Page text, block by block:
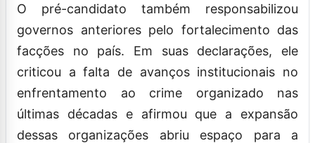
O pré-candidato também responsabilizou
governos anteriores pelo fortalecimento das
facções no país. Em suas declarações, ele
criticou a falta de avanços institucionais no
enfrentamento ao crime organizado nas
últimas décadas e afirmou que a expansão
dessas organizações abriu espaço para a